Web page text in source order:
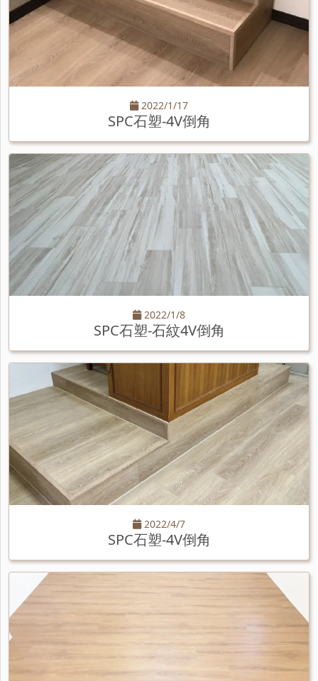
2022/1/17
SPC石塑-4V倒角
2022/1/8
SPC石塑-石紋4V倒角
2022/4/7
SPC石塑-4V倒角